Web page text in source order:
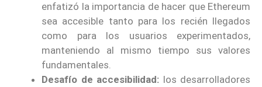
enfatizó la importancia de hacer que Ethereum
sea accesible tanto para los recién llegados
como para los usuarios experimentados,
manteniendo al mismo tiempo sus valores
fundamentales.
Desafío de accesibilidad: los desarrolladores